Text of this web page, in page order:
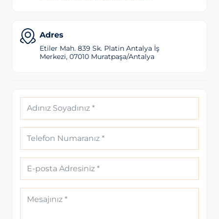
Etiler Mah. 839 Sk. Platin Antalya İş
Merkezi, 07010 Muratpaşa/Antalya
Adres